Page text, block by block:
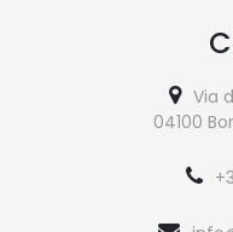
Via
04100